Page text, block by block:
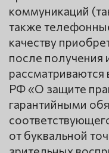
коммуникаций
также
качеству
после получения
рассматриваются
РФ «О защите
гарантийными
от буквальной